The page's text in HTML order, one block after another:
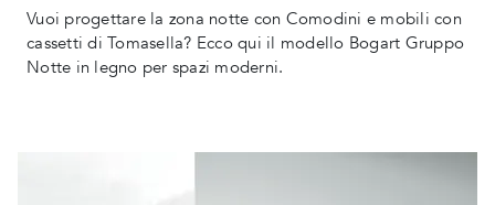
Vuoi progettare la zona notte con Comodini e mobili con
cassetti di Tomasella? Ecco qui il modello Bogart Gruppo
Notte in legno per spazi moderni.